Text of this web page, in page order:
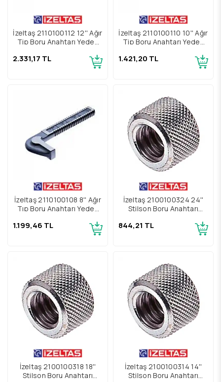
İzeltaş 2110100112 12'' Ağır
Tip Boru Anahtarı Yedek
2.331,17 TL
İzeltaş 2110100110 10'' Ağır
Tip Boru Anahtarı Yedek
1.421,20 TL
İzeltaş 2110100108 8'' Ağır
Tıp Boru Anahtarı Yedek
1.199,46 TL
İzeltaş 2100100324 24''
Stilson Boru Anahtarı
844,21 TL
İzeltaş 2100100318 18''
Stilson Boru Anahtarı
İzeltaş 2100100314 14''
Stilson Boru Anahtarı